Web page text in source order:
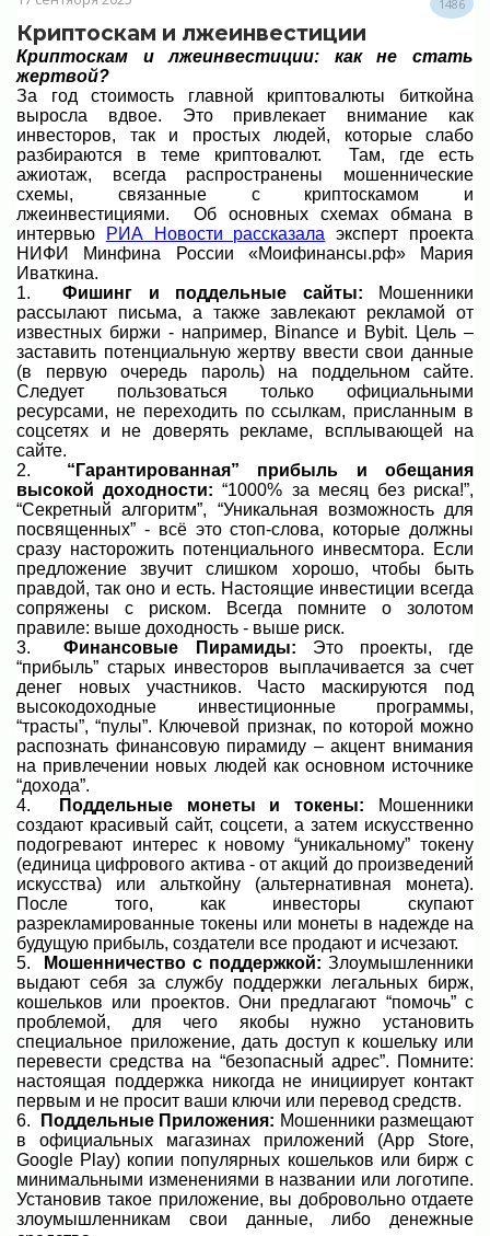
1486
Криптоскам и лжеинвестиции
Криптоскам и лжеинвестиции: как не стать
жертвой?
За год стоимость главной криптовалюты биткойна
выросла вдвое. Это привлекает внимание как
инвесторов, так и простых людей, которые слабо
разбираются в теме криптовалют. Там, где есть
ажиотаж, всегда распространены мошеннические
схемы, связанные с криптоскамом и
лжеинвестициями. Об основных схемах обмана в
интервью
РИА Новости рассказала эксперт проекта
НИФИ Минфина России «Моифинансы.рф» Мария
Иваткина.
1.
Фишинг и поддельные сайты:
Мошенники
рассылают письма, а также завлекают рекламой от
известных биржи - например, Binance и Bybit. Цель –
заставить потенциальную жертву ввести свои данные
(в первую очередь пароль) на поддельном сайте.
Следует пользоваться только официальными
ресурсами, не переходить по ссылкам, присланным в
соцсетях и не доверять рекламе, всплывающей на
сайте.
2.
“Гарантированная” прибыль и обещания
высокой доходности:“1000% за месяц без риска!”,
“Секретный алгоритм”, “Уникальная возможность для
посвященных” - всё это стоп-слова, которые должны
сразу насторожить потенциального инвесмтора. Если
предложение звучит слишком хорошо, чтобы быть
правдой, так оно и есть. Настоящие инвестиции всегда
сопряжены с риском. Всегда помните о золотом
правиле: выше доходность - выше риск.
3.
Финансовые Пирамиды: Это проекты, где
“прибыль” старых инвесторов выплачивается за счет
денег новых участников. Часто маскируются под
высокодоходные инвестиционные программы,
“трасты”, “пулы”. Ключевой признак, по которой можно
распознать финансовую пирамиду – акцент внимания
на привлечении новых людей как основном источнике
“дохода”.
4.
Поддельные монеты и токены:
Мошенники
создают красивый сайт, соцсети, а затем искусственно
подогревают интерес к новому “уникальному” токену
(единица цифрового актива - от акций до произведений
искусства) или альткойну (альтернативная монета).
После того, как инвесторы скупают
разрекламированные токены или монеты в надежде на
будущую прибыль, создатели все продают и исчезают.
5.
Мошенничество с поддержкой: Злоумышленники
выдают себя за службу поддержки легальных бирж,
кошельков или проектов. Они предлагают “помочь” с
проблемой, для чего якобы нужно установить
специальное приложение, дать доступ к кошельку или
перевести средства на “безопасный адрес”. Помните:
настоящая поддержка никогда не инициирует контакт
первым и не просит ваши ключи или перевод средств.
6.
Поддельные Приложения: Мошенники размещают
в официальных магазинах приложений (App Store,
Google Play) копии популярных кошельков или бирж с
минимальными изменениями в названии или логотипе.
Установив такое приложение, вы добровольно отдаете
злоумышленникам свои данные, либо денежные